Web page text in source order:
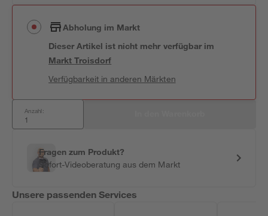
Abholung im Markt
Dieser Artikel ist nicht mehr verfügbar im
MarktTroisdorf
Verfügbarkeit in anderen Märkten
Anzahl:
Fragen zum Produkt?
Sofort-Videoberatung aus dem Markt
Unsere passenden Services